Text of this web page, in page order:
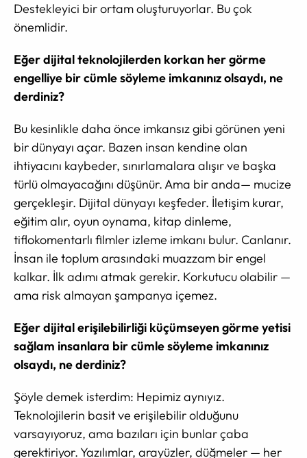
Destekleyici bir ortam oluşturuyorlar. Bu çok
önemlidir.
Eğer dijital teknolojilerden korkan her görme
engelliye bir cümle söyleme imkanınız olsaydı, ne
derdiniz?
Bu kesinlikle daha önce imkansız gibi görünen yeni
bir dünyayı açar. Bazen insan kendine olan
ihtiyacını kaybeder, sınırlamalara alışır ve başka
türlü olmayacağını düşünür. Ama bir anda— mucize
gerçekleşir. Dijital dünyayı keşfeder. İletişim kurar,
eğitim alır, oyun oynama, kitap dinleme,
tiflokomentarlı filmler izleme imkanı bulur. Canlanır.
İnsan ile toplum arasındaki muazzam bir engel
kalkar. İlk adımı atmak gerekir. Korkutucu olabilir —
ama risk almayan şampanya içemez.
Eğer dijital erişilebilirliği küçümseyen görme yetisi
sağlam insanlara bir cümle söyleme imkanınız
olsaydı, ne derdiniz?
Şöyle demek isterdim: Hepimiz aynıyız.
Teknolojilerin basit ve erişilebilir olduğunu
varsayıyoruz, ama bazıları için bunlar çaba
gerektiriyor. Yazılımlar, arayüzler, düğmeler — her